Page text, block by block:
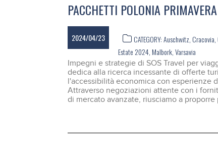
PACCHETTI POLONIA
2024/04/23 CATEGORY:Auschwitz,Cracovia,
Estate 2024,Malbork,Varsavia
Impegni e strategie di SOS Travel per
dedica alla ricerca incessante di offerte
l'accessibilità economica con esperienze
Attraverso negoziazioni attente con i
di mercato avanzate, riusciamo a proporre